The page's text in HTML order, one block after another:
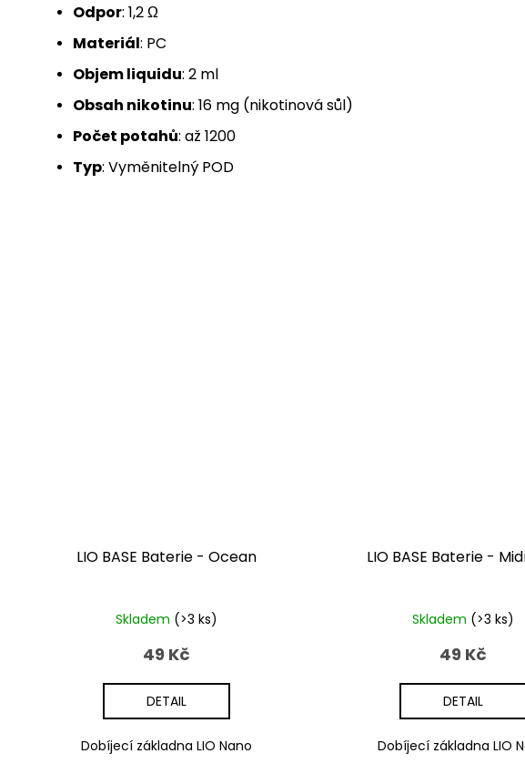
Odpor: 1,2 Ω
Materiál: PC
Objem liquidu: 2 ml
Obsah nikotinu: 16 mg (nikotinová sůl)
Počet potahů: až 1200
Typ: Vyměnitelný POD
LIO BASE Baterie - Ocean
Skladem (>3 ks)
49 Kč
DETAIL
Dobíjecí základna LIO Nano
LIO BASE Baterie -
Skladem (>3 ks)
49 Kč
DETAIL
Dobíjecí základna LIO